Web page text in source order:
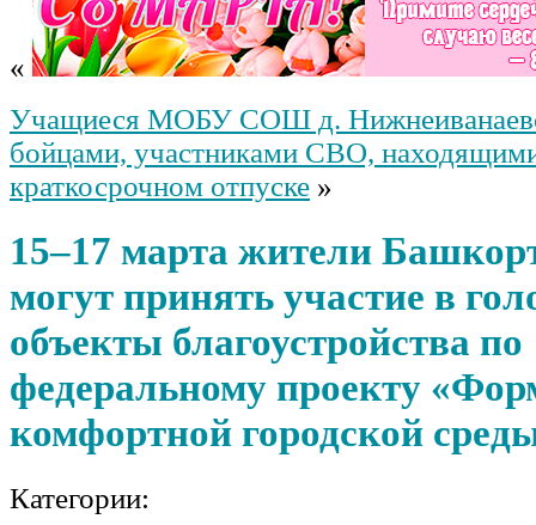
«
Учащиеся МОБУ СОШ д. Нижнеиванаево
бойцами, участниками СВО,
краткосрочном отпуске »
15–17 марта жители
могут принять участие в
объекты благоустройства по
федеральному проекту
комфортной городской
Категории: